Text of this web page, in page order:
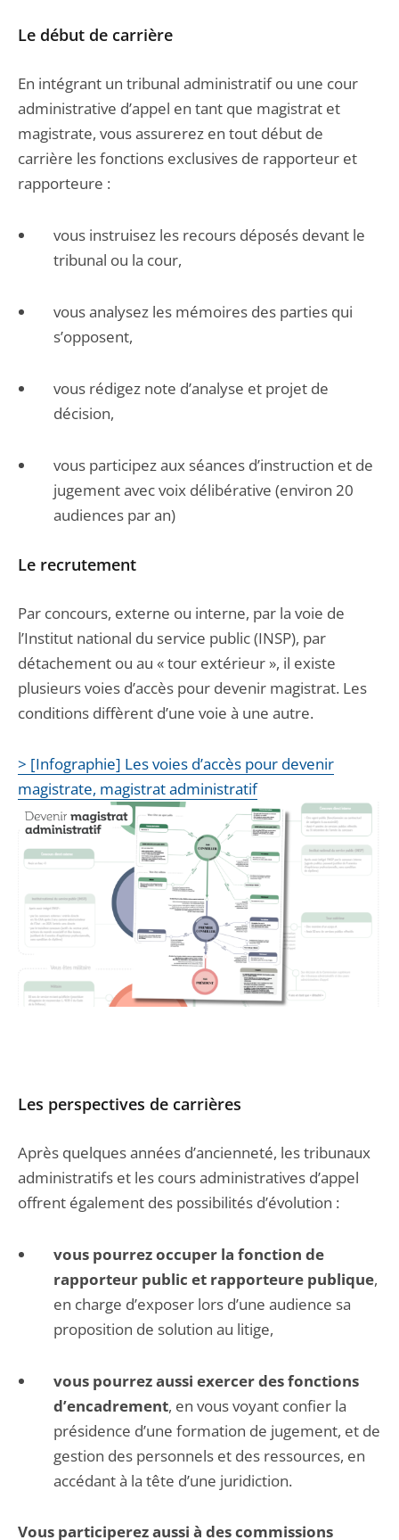
Le début de carrière
En intégrant un tribunal administratif ou une cour
administrative d’appel en tant que magistrat et
magistrate, vous assurerez en tout début de
carrière les fonctions exclusives de rapporteur et
rapporteure :
vous instruisez les recours déposés devant le
tribunal ou la cour,
vous analysez les mémoires des parties qui
s’opposent,
vous rédigez note d’analyse et projet de
décision,
vous participez aux séances d’instruction et de
jugement avec voix délibérative (environ 20
audiences par an)
Le recrutement
Par concours, externe ou interne, par la voie de
l’Institut national du service public (INSP), par
détachement ou au « tour extérieur », il existe
plusieurs voies d’accès pour devenir magistrat. Les
conditions diffèrent d’une voie à une autre.
> [Infographie] Les voies d’accès pour devenir
magistrate, magistrat administratif
Les perspectives de carrières
Après quelques années d’ancienneté, les tribunaux
administratifs et les cours administratives d’appel
offrent également des possibilités d’évolution :
vous pourrez occuper la fonction de
rapporteur public et rapporteure publique,
en charge d’exposer lors d’une audience sa
proposition de solution au litige,
vous pourrez aussi exercer des fonctions
d’encadrement, en vous voyant confier la
présidence d’une formation de jugement, et de
gestion des personnels et des ressources, en
accédant à la tête d’une juridiction.
Vous participerez aussi à des commissions